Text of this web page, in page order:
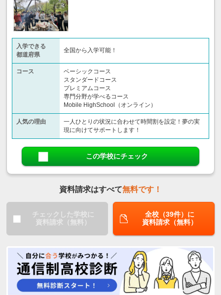
入学できる
都道府県
全国から入学可能！
コース
ベーシックコース
スタンダードコース
プレミアムコース
専門分野が学べるコース
Mobile HighSchool（オンライン）
人気の理由
一人ひとりの状況に合わせて時間割を設定！夢の実
現に向けてサポートします！
この学校にチェック
資料請求はすべて無料です！
チェックした学校に
資料請求（無料）
全校（39件）に
資料請求（無料）